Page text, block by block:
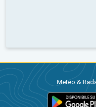
Meteo &